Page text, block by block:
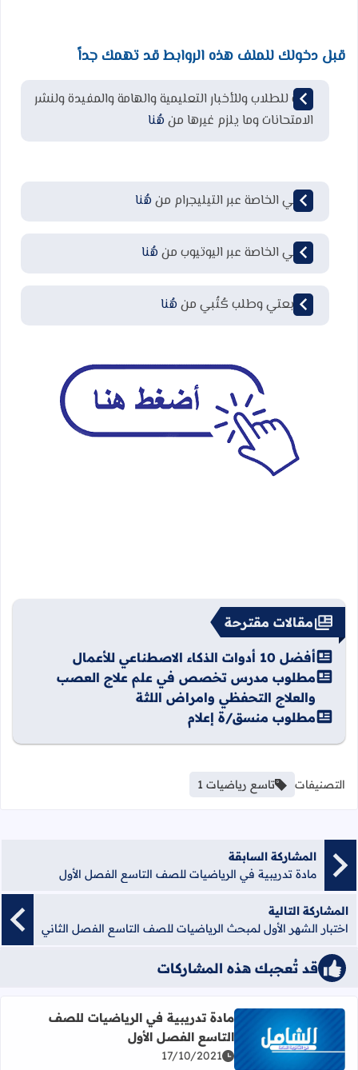
قبل دخولك للملف هذه الروابط قد تهمك جداً
قناة للطلاب وللأخبار التعليمية والهامة والمفيدة ولنشر
الامتحانات وما يلزم غيرها من هُنا
قناتي الخاصة عبر التيليجرام من هُنا
قناتي الخاصة عبر اليوتيوب من هُنا
لمتابعتي وطلب كُتُبي من هُنا
مقالات مقترحة
أفضل 10 أدوات الذكاء الاصطناعي للأعمال
مطلوب مدرس تخصص في علم علاج العصب
والعلاج التحفظي وامراض اللثة
مطلوب منسق/ة إعلام
التصنيفات تاسع رياضيات 1
المشاركة السابقة
مادة تدريبية في الرياضيات للصف التاسع الفصل الأول
المشاركة التالية
اختبار الشهر الأول لمبحث الرياضيات للصف التاسع الفصل الثاني
قد تُعجبك هذه المشاركات
اقرأ المزيد عن مادة تدريبية في الرياضيات للصف التاسع
مادة تدريبية في الرياضيات للصف
التاسع الفصل الأول
17/10/2021